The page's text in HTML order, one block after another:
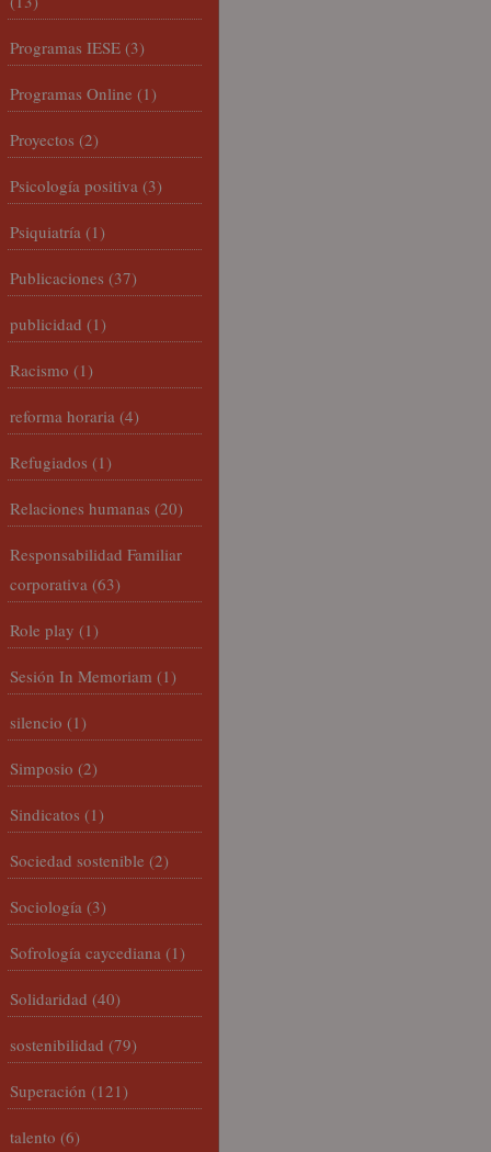
Programas IESE (3)
Programas Online (1)
Proyectos (2)
Psicología positiva (3)
Psiquiatría (1)
Publicaciones (37)
publicidad (1)
Racismo (1)
reforma horaria (4)
Refugiados (1)
Relaciones humanas (20)
Responsabilidad Familiar
corporativa (63)
Role play (1)
Sesión In Memoriam (1)
silencio (1)
Simposio (2)
Sindicatos (1)
Sociedad sostenible (2)
Sociología (3)
Sofrología caycediana (1)
Solidaridad (40)
sostenibilidad (79)
Superación (121)
talento (6)